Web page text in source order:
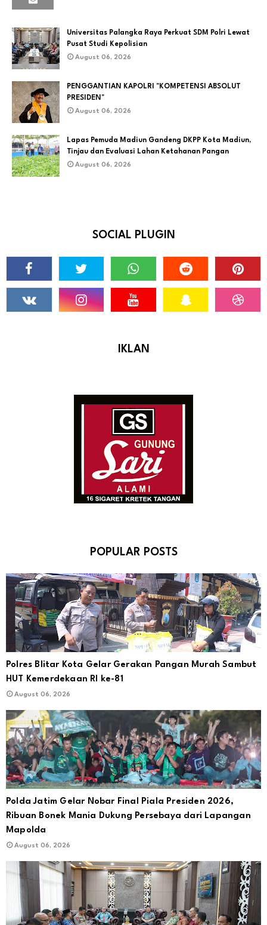
Universitas Palangka Raya Perkuat SDM Polri Lewat
Pusat Studi Kepolisian
August 06, 2026
PENGGANTIAN KAPOLRI "KOMPETENSI ABSOLUT
PRESIDEN"
August 06, 2026
Lapas Pemuda Madiun Gandeng DKPP Kota Madiun,
Tinjau dan Evaluasi Lahan Ketahanan Pangan
August 06, 2026
SOCIAL PLUGIN
IKLAN
POPULAR POSTS
Polres Blitar Kota Gelar Gerakan Pangan Murah Sambut
HUT Kemerdekaan RI ke-81
August 06, 2026
Polda Jatim Gelar Nobar Final Piala Presiden 2026,
Ribuan Bonek Mania Dukung Persebaya dari Lapangan
Mapolda
August 06, 2026